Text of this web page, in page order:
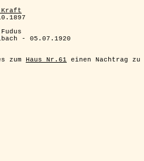
Kraft
- 05.07.1920
zum Haus Nr.61